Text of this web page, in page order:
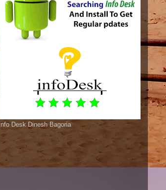
Info Desk Dinesh Bagoria